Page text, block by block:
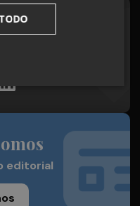
redes
medio
editorial